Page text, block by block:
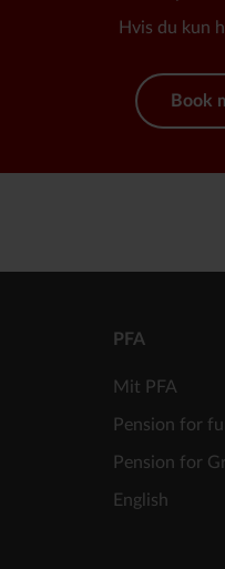
Hvis du kun
Book
PFA
Mit PFA
Pension for
Pension for
English